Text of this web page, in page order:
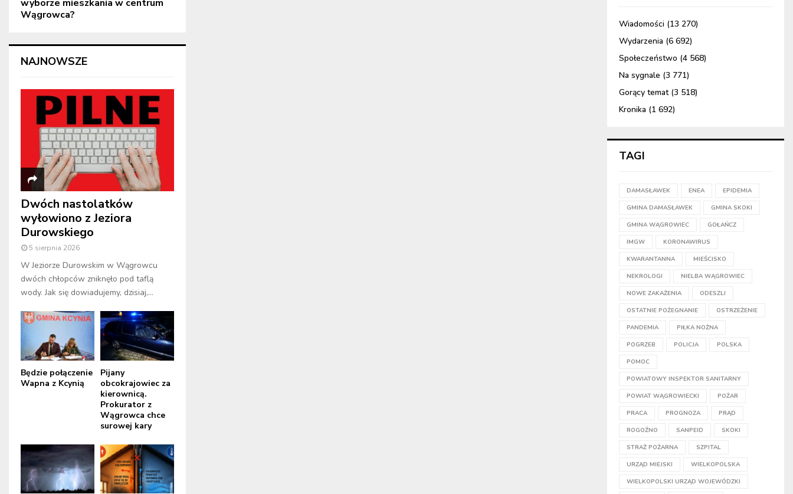
wyborze mieszkania w centrum
Wągrowca?
NAJNOWSZE
Dwóch nastolatków
wyłowiono z Jeziora
Durowskiego
5 sierpnia 2026
W Jeziorze Durowskim w Wągrowcu
dwóch chłopców zniknęło pod taflą
wody. Jak się dowiadujemy, dzisiaj,...
Będzie połączenie
Wapna z Kcynią
Pijany
obcokrajowiec za
kierownicą.
Prokurator z
Wągrowca chce
surowej kary
Wiadomości (13 270)
Wydarzenia (6 692)
Społeczeństwo (4 568)
Na sygnale (3 771)
Gorący temat(3 518)
Kronika (1 692)
TAGI
DAMASŁAWEK ENEA EPIDEMIA
GMINA DAMASŁAWEK GMINA SKOKI
GMINA WĄGROWIEC GOŁAŃCZ
IMGW KORONAWIRUS
KWARANTANNA MIEŚCISKO
NEKROLOGI NIELBA WĄGROWIEC
NOWE ZAKAŻENIA ODESZLI
OSTATNIE POŻEGNANIE OSTRZEŻENIE
PANDEMIA PIŁKA NOŻNA
POGRZEB POLICJA POLSKA
POMOC
POWIATOWY INSPEKTOR SANITARNY
POWIAT WĄGROWIECKI POŻAR
PRACA PROGNOZA PRĄD
ROGOŹNO SANPEID SKOKI
STRAŻ POŻARNA SZPITAL
URZĄD MIEJSKI WIELKOPOLSKA
WIELKOPOLSKI URZĄD WOJEWÓDZKI